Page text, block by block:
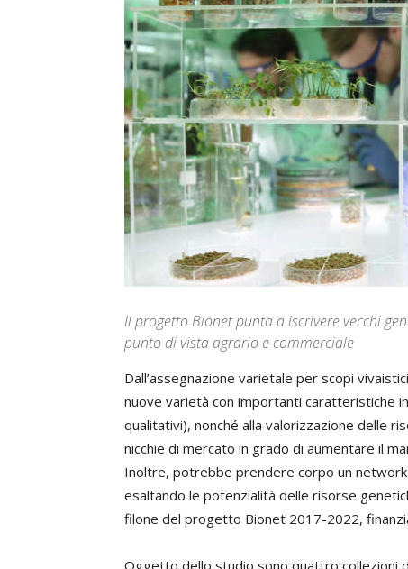
Il progetto Bionet punta a iscrivere vecchi
punto di vista agrario e commerciale
Dall’assegnazione varietale per scopi
nuove varietà con importanti caratteristiche
qualitativi), nonché alla valorizzazione delle
nicchie di mercato in grado di aumentare il
Inoltre, potrebbe prendere corpo un
esaltando le potenzialità delle risorse
filone del progetto Bionet 2017-2022,
Oggetto dello studio sono quattro collezioni